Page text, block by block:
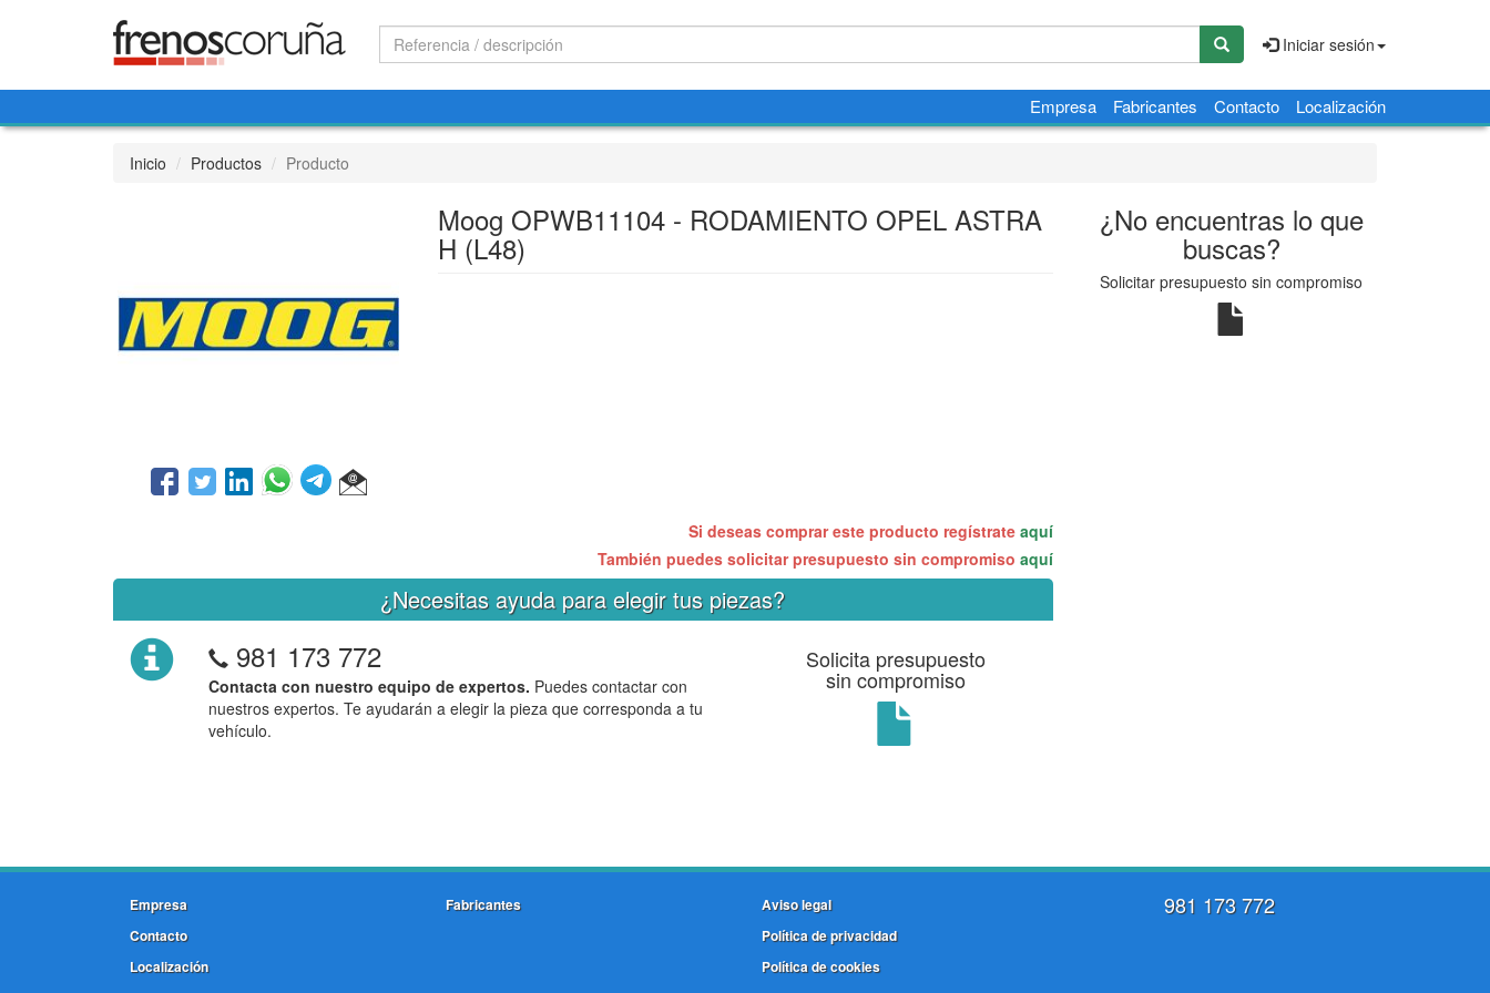
Iniciar sesión
Empresa Fabricantes Contacto Localización
Inicio Productos Producto
Moog OPWB11104 - RODAMIENTO OPEL ASTRA
H (L48)
Si deseas comprar este producto regístrate aquí
También puedes solicitar presupuesto sin compromiso aquí
¿Necesitas ayuda para elegir tus piezas?
981 173 772
Contacta con nuestro equipo de expertos. Puedes contactar con
nuestros expertos. Te ayudarán a elegir la pieza que corresponda a tu
vehículo.
Solicita presupuesto
sin compromiso
¿No encuentras lo que
buscas?
Solicitar presupuesto sin compromiso
Empresa
Contacto
Localización
Fabricantes
Aviso legal
Política de privacidad
Política de cookies
981 173 772